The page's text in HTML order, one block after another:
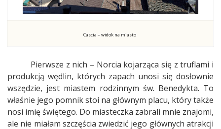
Cascia – widok na miasto
Pierwsze z nich – Norcia kojarząca się z truflami i
produkcją wędlin, których zapach unosi się dosłownie
wszędzie, jest miastem rodzinnym św. Benedykta. To
właśnie jego pomnik stoi na głównym placu, który także
nosi imię świętego. Do miasteczka zabrali mnie znajomi,
ale nie miałam szczęścia zwiedzić jego głównych atrakcji